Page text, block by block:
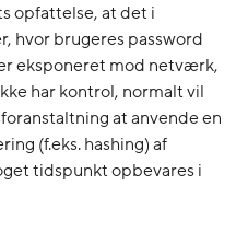
opfattelse, at det i
hvor brugeres password
eksponeret mod netværk,
har kontrol, normalt vil
at anvende en
(f.eks. hashing) af
tidspunkt opbevares i